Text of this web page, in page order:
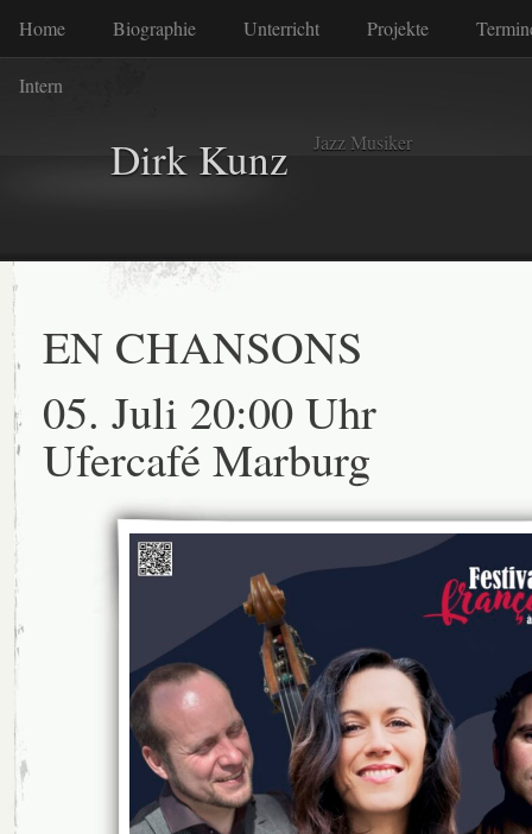
Home Biographie Unterricht Projekte
Intern
Dirk Kunz Jazz Musiker
EN CHANSONS
05. Juli 20:00 Uhr
Ufercafé Marburg